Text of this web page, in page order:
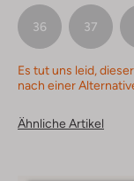
36 37
Es tut uns leid,
nach einer
Ähnliche Artikel